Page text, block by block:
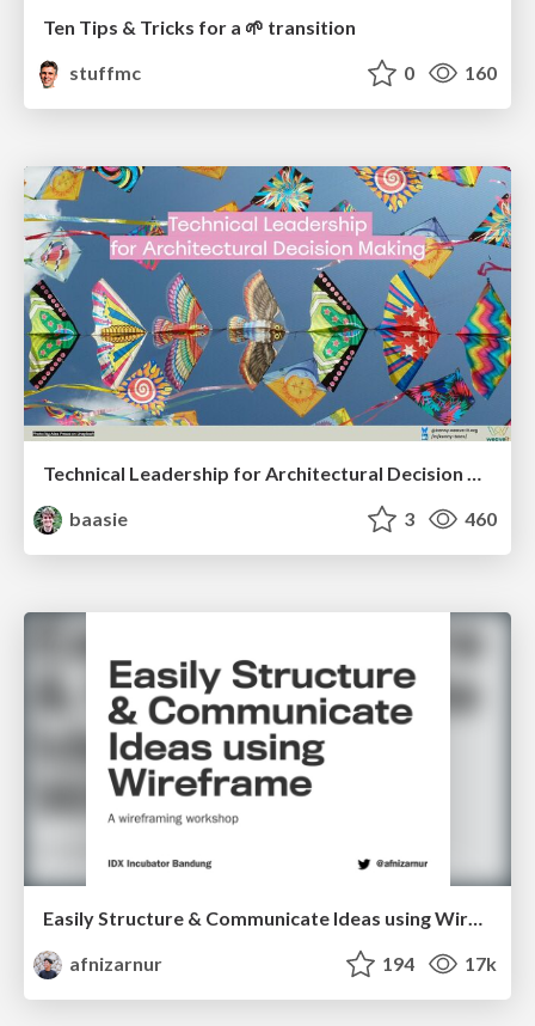
Ten Tips & Tricks for a 🌱 transition
stuffmc
0 160
baasie
3 460
Easily Structure & Communicate Ideas using Wireframe
afnizarnur
194 17k